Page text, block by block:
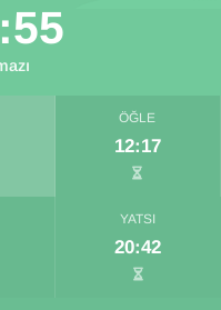
ÖĞLE
12:17
YATSI
20:42